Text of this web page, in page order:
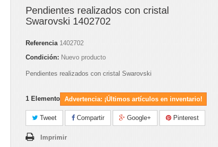
Pendientes realizados con cristal
Swarovski 1402702
Referencia 1402702
Condición: Nuevo producto
Pendientes realizados con cristal Swarovski
1 Elemento Advertencia: ¡Últimos artículos en inventario!
Tweet Compartir Google+ Pinterest
Imprimir